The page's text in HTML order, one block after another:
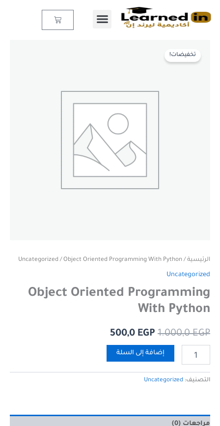
Cart
تخفيضات!
الرئيسية/
Uncategorized / Object Oriented Programming With Python
Uncategorized
Object Oriented Programming
With Python
1.000,0EGP
1.000,0 EGP.
500,0 EGP
500,0 EGP.
Object
Oriented
إضافة إلى السلة
التصنيف: Uncategorized
مراجعات (0)